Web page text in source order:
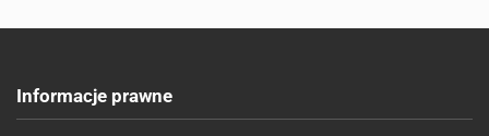
Informacje prawne